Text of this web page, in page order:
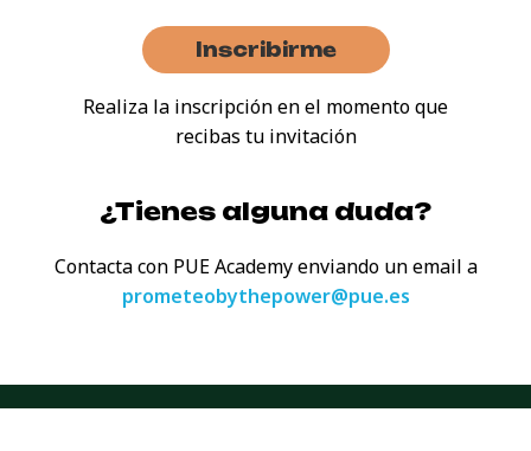
Inscribirme
Realiza la inscripción en el momento que
recibas tu invitación
¿Tienes alguna duda?
Contacta con PUE Academy enviando un email a
prometeobythepower@pue.es